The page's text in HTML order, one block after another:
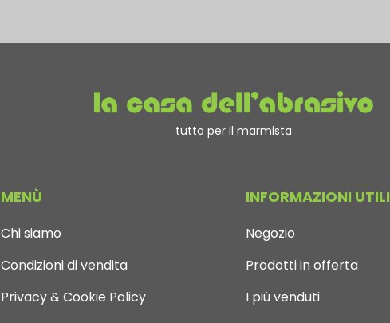
tutto per il marmista
MENÙ
Chi siamo
Condizioni di vendita
Privacy & Cookie Policy
INFORMAZIONI UTILI
Negozio
Prodotti in offerta
I più venduti